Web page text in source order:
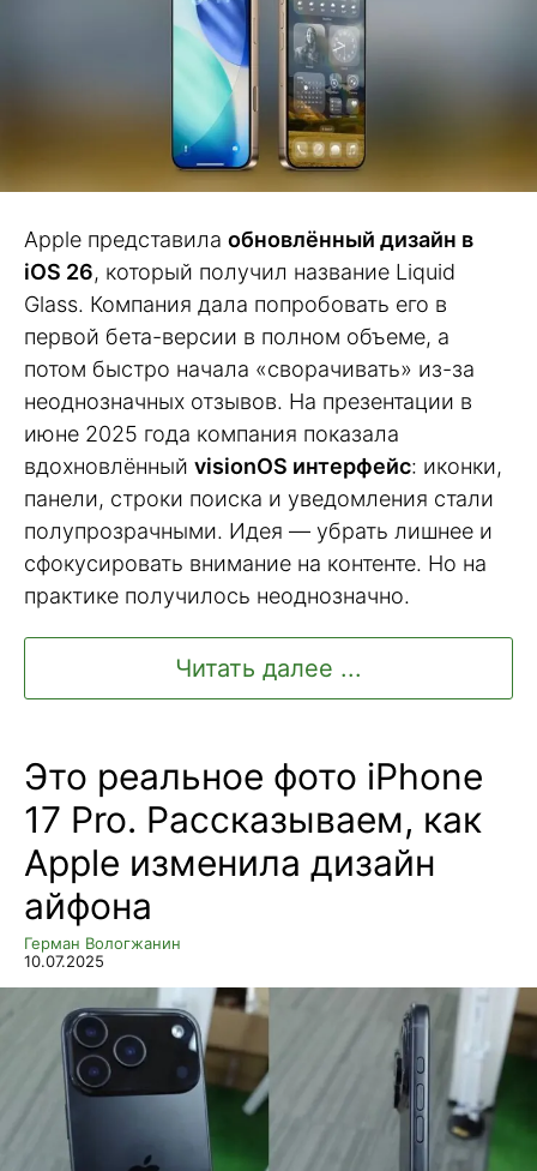
Apple представила обновлённый дизайн в
iOS 26, который получил название Liquid
Glass. Компания дала попробовать его в
первой бета-версии в полном объеме, а
потом быстро начала «сворачивать» из-за
неоднозначных отзывов. На презентации в
июне 2025 года компания показала
вдохновлённый visionOS интерфейс: иконки,
панели, строки поиска и уведомления стали
полупрозрачными. Идея — убрать лишнее и
сфокусировать внимание на контенте. Но на
практике получилось неоднозначно.
Читать далее ...
Это реальное фото iPhone
17 Pro. Рассказываем, как
Apple изменила дизайн
айфона
Герман Вологжанин
10.07.2025